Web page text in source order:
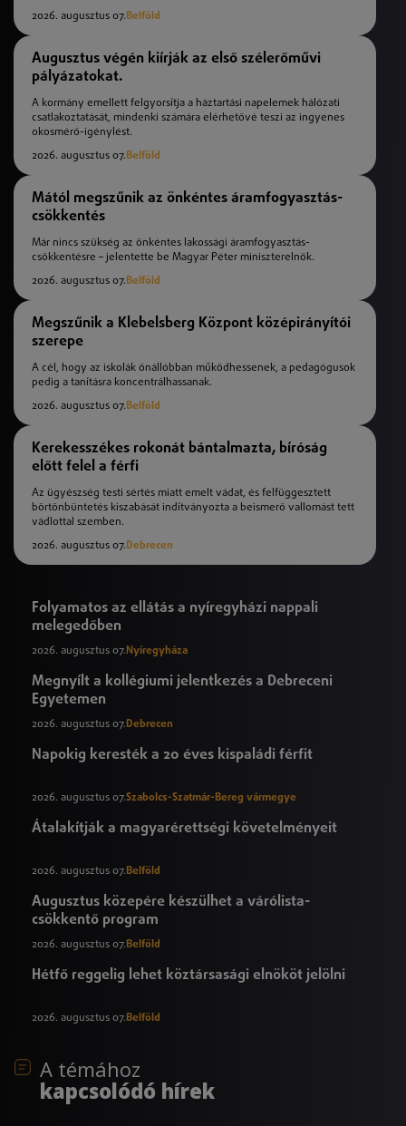
2026. augusztus 07.Belföld
Augusztus végén kiírják az első szélerőművi
pályázatokat.
A kormány emellett felgyorsítja a háztartási napelemek hálózati
csatlakoztatását, mindenki számára elérhetővé teszi az ingyenes
okosmérő-igénylést.
2026. augusztus 07.Belföld
Mától megszűnik az önkéntes áramfogyasztás-
csökkentés
Már nincs szükség az önkéntes lakossági áramfogyasztás-
csökkentésre – jelentette be Magyar Péter miniszterelnök.
2026. augusztus 07.Belföld
Megszűnik a Klebelsberg Központ középirányítói
szerepe
A cél, hogy az iskolák önállóbban működhessenek, a pedagógusok
pedig a tanításra koncentrálhassanak.
2026. augusztus 07.Belföld
Kerekesszékes rokonát bántalmazta, bíróság
előtt felel a férfi
Az ügyészség testi sértés miatt emelt vádat, és felfüggesztett
börtönbüntetés kiszabását indítványozta a beismerő vallomást tett
vádlottal szemben.
2026. augusztus 07.Debrecen
Folyamatos az ellátás a nyíregyházi nappali
melegedőben
2026. augusztus 07. Nyíregyháza
Megnyílt a kollégiumi jelentkezés a Debreceni
Egyetemen
2026. augusztus 07.Debrecen
Napokig keresték a 20 éves kispaládi férfit
2026. augusztus 07.Szabolcs-Szatmár-Bereg vármegye
Átalakítják a magyarérettségi követelményeit
2026. augusztus 07.Belföld
Augusztus közepére készülhet a várólista-
csökkentő program
2026. augusztus 07.Belföld
Hétfő reggelig lehet köztársasági elnököt jelölni
2026. augusztus 07.Belföld
A témához
kapcsolódó hírek